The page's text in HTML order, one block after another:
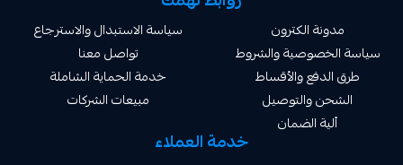
والشروط
والأقساط
والتوصيل
سياسة الاستبدال والاسترجاع
خدمة الحماية الشاملة
مبيعات الشركات
خدمة العملاء